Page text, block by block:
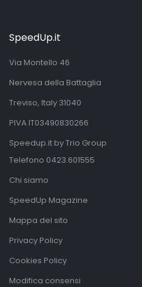
SpeedUp.it
Via Montello 46
Nervesa della Battaglia
Treviso, Italy 31040
PIVA IT03490830266
Speedup.it by Trio Group
Telefono 0423.601555
Chi siamo
SpeedUp Magazine
Mappa del sito
Privacy Policy
Cookies Policy
Modifica consensi